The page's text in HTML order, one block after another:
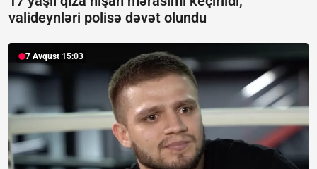
valideynləri polisə dəvət olundu
7 Avqust 15:03